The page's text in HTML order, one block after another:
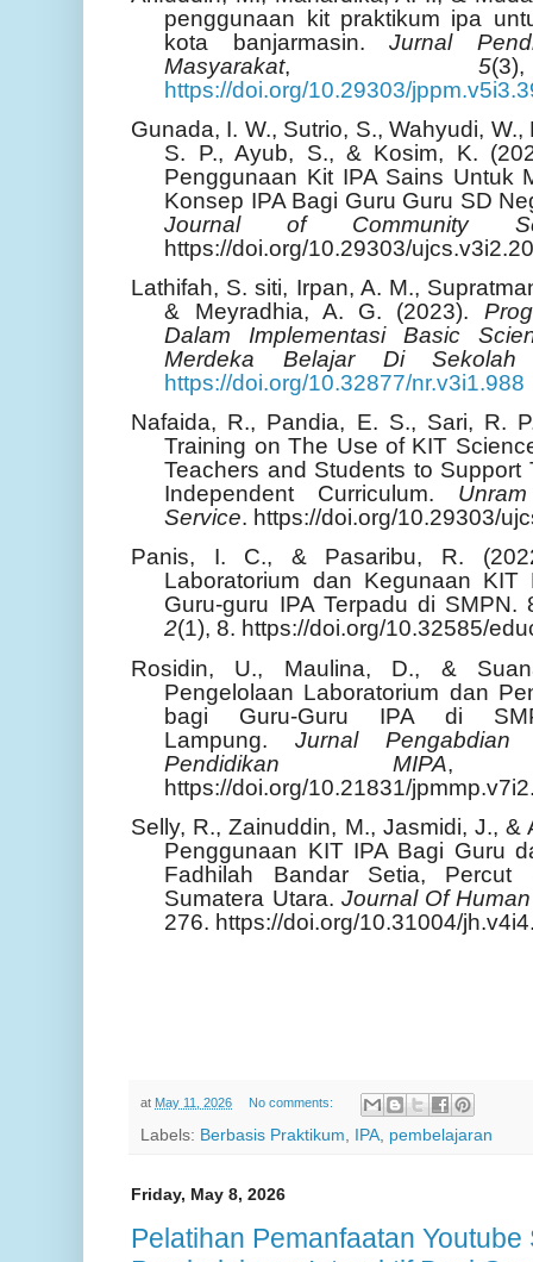
penggunaan kit praktikum ipa
kota banjarmasin.Jurnal
Masyarakat, 5
https://doi.org/10.29303/
Gunada, I. W., Sutrio, S., Wahyudi,
S. P., Ayub, S., & Kosim, K.
Penggunaan Kit IPA Sains Untuk
Konsep IPA Bagi Guru Guru SD
Journal of Community
https://doi.org/10.29303/
Lathifah, S. siti, Irpan, A. M.,
& Meyradhia, A. G. (2023).
Dalam Implementasi Basic
Merdeka Belajar Di
https://doi.org/10.32877/nr.v3i1.988
Nafaida, R., Pandia, E. S., Sari, R.
Training on The Use of KIT
Teachers and Students to
Independent Curriculum.
Service. https://doi.org/10.29303/
Panis, I. C., & Pasaribu, R.
Laboratorium dan Kegunaan
Guru-guru IPA Terpadu di
2(1), 8. https://doi.org/10.32585/
Rosidin, U., Maulina, D., &
Pengelolaan Laboratorium dan
bagi Guru-Guru IPA di
Lampung.Jurnal
Pendidikan MIPA
https://doi.org/10.21831/
Selly, R., Zainuddin, M., Jasmidi, J.,
Penggunaan KIT IPA Bagi Guru
Fadhilah Bandar Setia,
Sumatera Utara. Journal Of
276. https://doi.org/10.31004/
at May 11, 2026 No comments:
Labels: Berbasis Praktikum IPA pembelajaran
Friday, May 8, 2026
Pelatihan Pemanfaatan